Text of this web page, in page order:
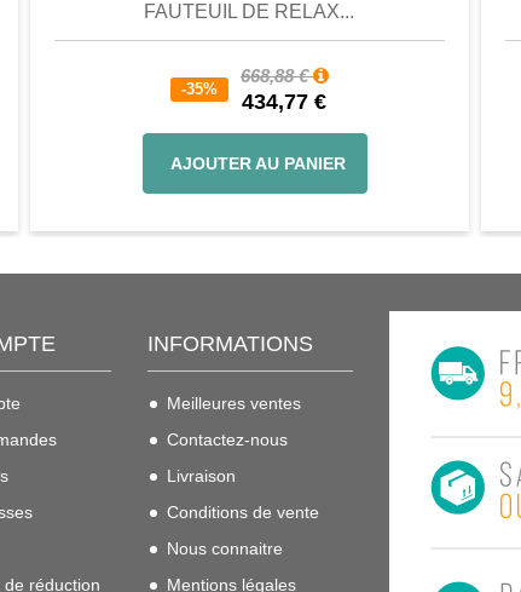
FAUTEUIL DE RELAX...
-35%
668,88 €
434,77 €
AJOUTER AU PANIER
de réduction
INFORMATIONS
Meilleures ventes
Contactez-nous
Livraison
Conditions de vente
Nous connaitre
Mentions légales